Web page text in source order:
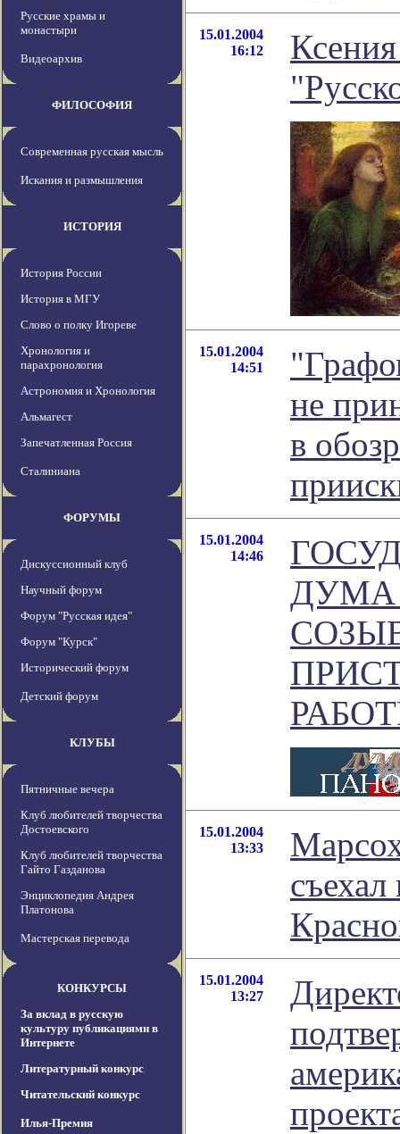
Русские храмы и
монастыри
Видеоархив
ФИЛОСОФИЯ
Современная русская мысль
Искания и размышления
ИСТОРИЯ
История России
История в МГУ
Слово о полку Игореве
Хронология и
парахронология
Астрономия и Хронология
Альмагест
Запечатленная Россия
Сталиниана
ФОРУМЫ
Дискуссионный клуб
Научный форум
Форум "Русская идея"
Форум "Курск"
Исторический форум
Детский форум
КЛУБЫ
Пятничные вечера
Клуб любителей творчества
Достоевского
Клуб любителей творчества
Гайто Газданова
Энциклопедия Андрея
Платонова
Мастерская перевода
КОНКУРСЫ
За вклад в русскую
культуру публикациями в
Интернете
Литературный конкурс
Читательский конкурс
Илья-Премия
15.01.2004
16:12
15.01.2004
14:51
не
в
15.01.2004
14:46
ДУМА
15.01.2004
13:33
15.01.2004
13:27